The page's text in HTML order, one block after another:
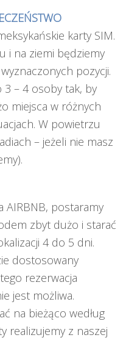
karty SIM.
i na ziemi będziemy
pozycji.
– 4 osoby tak, by
miejsca w różnych
W powietrzu
– jeżeli nie masz
AIRBNB, postaramy
zbyt dużo i starać
4 do 5 dni.
dostosowany
rezerwacja
jest możliwa.
na bieżąco według
realizujemy z naszej